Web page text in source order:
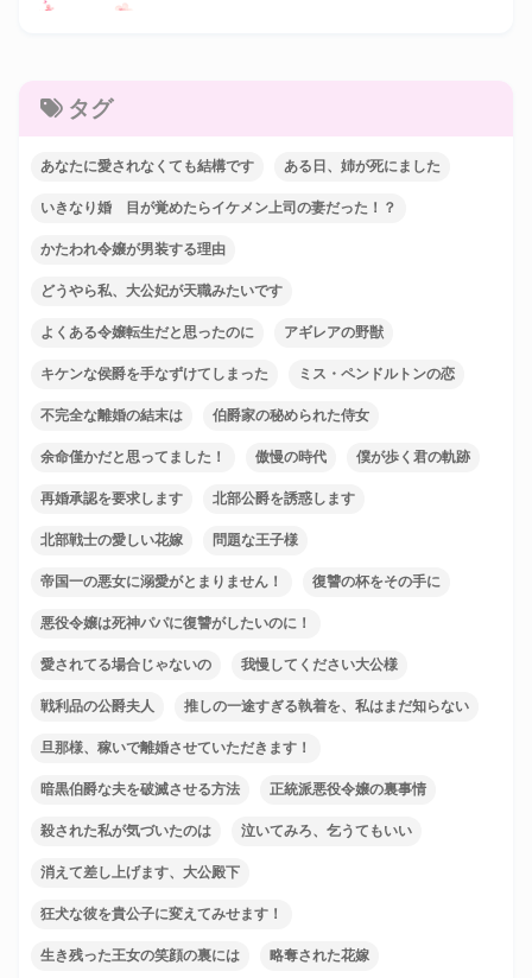
タグ
あなたに愛されなくても結構です ある日、姉が死にました
いきなり婚 目が覚めたらイケメン上司の妻だった！？
かたわれ令嬢が男装する理由
どうやら私、大公妃が天職みたいです
よくある令嬢転生だと思ったのに アギレアの野獣
キケンな侯爵を手なずけてしまった ミス・ペンドルトンの恋
不完全な離婚の結末は 伯爵家の秘められた侍女
余命僅かだと思ってました！ 傲慢の時代 僕が歩く君の軌跡
再婚承認を要求します 北部公爵を誘惑します
北部戦士の愛しい花嫁 問題な王子様
帝国一の悪女に溺愛がとまりません！ 復讐の杯をその手に
悪役令嬢は死神パパに復讐がしたいのに！
愛されてる場合じゃないの 我慢してください大公様
戦利品の公爵夫人 推しの一途すぎる執着を、私はまだ知らない
旦那様、稼いで離婚させていただきます！
暗黒伯爵な夫を破滅させる方法 正統派悪役令嬢の裏事情
殺された私が気づいたのは 泣いてみろ、乞うてもいい
消えて差し上げます、大公殿下
狂犬な彼を貴公子に変えてみせます！
生き残った王女の笑顔の裏には 略奪された花嫁